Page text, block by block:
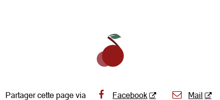
Partager cette page via Facebook Mail